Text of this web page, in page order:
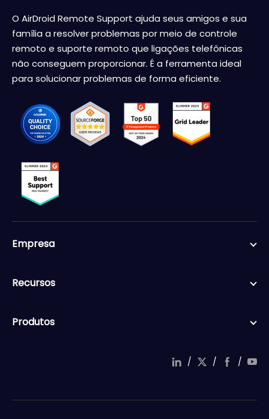
O AirDroid Remote Support ajuda seus amigos e sua
família a resolver problemas por meio de controle
remoto e suporte remoto que ligações telefônicas
não conseguem proporcionar. É a ferramenta ideal
para solucionar problemas de forma eficiente.
Empresa
Recursos
Produtos
/ / /